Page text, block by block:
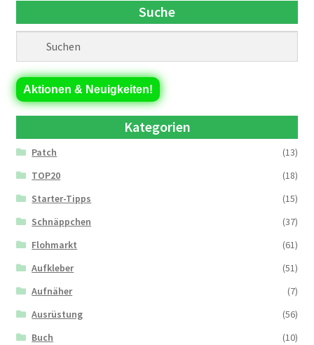
Suche
Aktionen & Neuigkeiten!
Kategorien
Patch
(13)
TOP20
(18)
Starter-Tipps
(15)
Schnäppchen
(37)
Flohmarkt
(61)
Aufkleber
(51)
Aufnäher
(7)
Ausrüstung
(56)
Buch
(10)